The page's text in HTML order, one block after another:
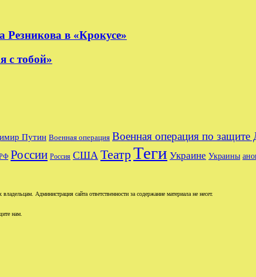
в «Крокусе»
с тобой»
Путин Военная операция Военная операция по защите
России Россия США ТеатрТеги Украине Украины
Администрация сайта ответственности за содержание материала не несет.
нам.